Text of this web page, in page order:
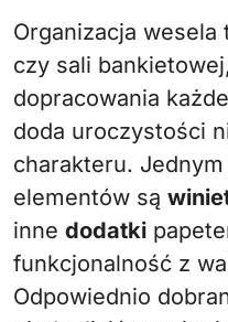
Organizacja wesela to nie tylko wybór sukni
czy sali
dopracowania
doda uroczystości
charakteru.
elementów są
inne dodatki
funkcjonalność z
Odpowiednio